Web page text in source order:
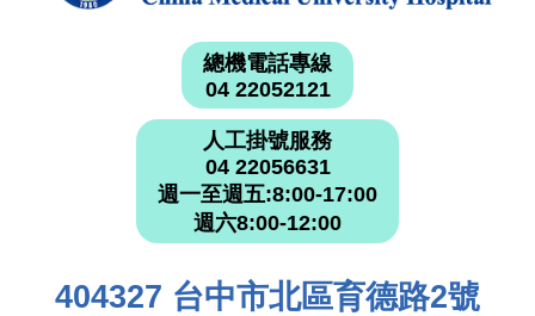
總機電話專線
04 22052121
人工掛號服務
04 22056631
週一至週五:8:00-17:00
週六8:00-12:00
404327 台中市北區育德路2號